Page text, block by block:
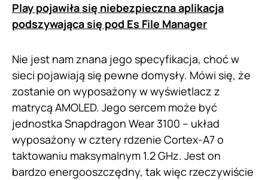
Play pojawiła się niebezpieczna aplikacja
podszywająca się pod Es File Manager
Nie jest nam znana jego specyfikacja, choć w
sieci pojawiają się pewne domysły. Mówi się, że
zostanie on wyposażony w wyświetlacz z
matrycą AMOLED. Jego sercem może być
jednostka Snapdragon Wear 3100 – układ
wyposażony w cztery rdzenie Cortex-A7 o
taktowaniu maksymalnym 1.2 GHz. Jest on
bardzo energooszczędny, tak więc rzeczywiście